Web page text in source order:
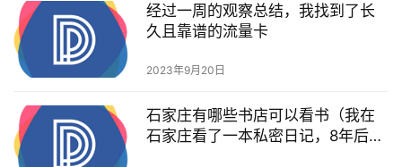
经过一周的观察总结，我找到了长
久且靠谱的流量卡
2023年9月20日
石家庄有哪些书店可以看书（我在
石家庄看了一本私密日记，8年后，